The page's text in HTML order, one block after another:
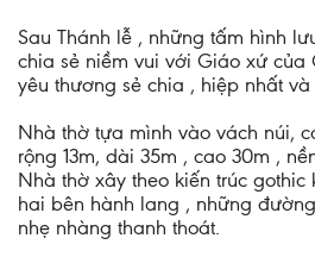
Sau Thánh lễ , những tấm hình
chia sẻ niềm vui với Giáo xứ
yêu thương sẻ chia , hiệp nhất
Nhà thờ tựa mình vào vách núi,
rộng 13m, dài 35m , cao 30m ,
Nhà thờ xây theo kiến trúc
hai bên hành lang , những
nhẹ nhàng thanh thoát.